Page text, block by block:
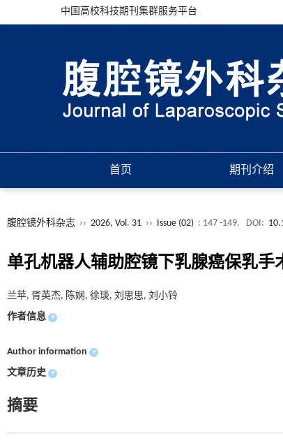
中国高校科技期刊集群服务平台
首页 期刊介绍
腹腔镜外科杂志 ›› 2026, Vol. 31 ›› Issue (02) : 147 -149. DOI:
单孔机器人辅助腔镜下乳腺癌保乳手
兰苹, 胥英杰, 陈娴, 徐琰, 刘思思, 刘小铃
作者信息 +
Author information +
文章历史 +
摘要